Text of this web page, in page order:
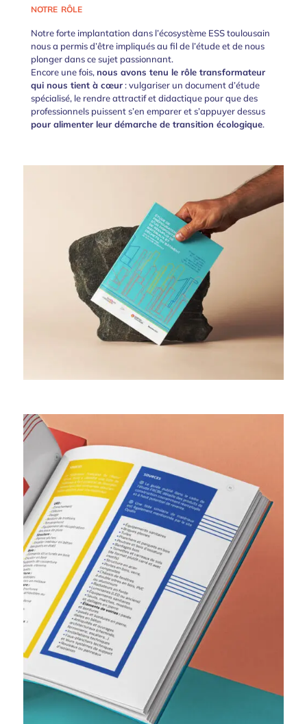
notre rôle
Notre forte implantation dans l’écosystème ESS toulousain
nous a permis d’être impliqués au fil de l’étude et de nous
plonger dans ce sujet passionnant.
Encore une fois,nous avons tenu le rôle transformateur
qui nous tient à cœur: vulgariser un document d’étude
spécialisé, le rendre attractif et didactique pour que des
professionnels puissent s’en emparer et s’appuyer dessus
pour alimenter leur démarche de transition écologique.